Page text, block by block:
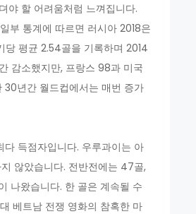
야 할 어려움처럼 느껴집니다.
부 통계에 따르면 러시아 2018은
당 평균 2.54골을 기록하며 2014
감소했지만, 프랑스 98과 미국
년간 월드컵에서는 매번 증가
다 득점자입니다. 우루과이는 아
않았습니다. 전반전에는 47골,
나왔습니다. 한 골은 계속될 수
베트남 전쟁 영화의 참혹한 마